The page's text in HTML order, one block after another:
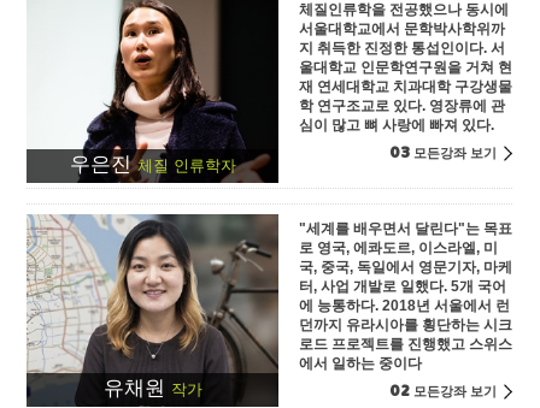
우은진체질 인류학자
체질인류학을 전공했으나 동시에
서울대학교에서 문학박사학위까
지 취득한 진정한 통섭인이다. 서
울대학교 인문학연구원을 거쳐 현
재 연세대학교 치과대학 구강생물
학 연구조교로 있다. 영장류에 관
심이 많고 뼈 사랑에 빠져 있다.
03모든강좌 보기
유채원 작가
"세계를 배우면서 달린다"는 목표
로 영국, 에콰도르, 이스라엘, 미
국, 중국, 독일에서 영문기자, 마케
터, 사업 개발로 일했다. 5개 국어
에 능통하다. 2018년 서울에서 런
던까지 유라시아를 횡단하는 시크
로드 프로젝트를 진행했고 스위스
에서 일하는 중이다
02모든강좌 보기